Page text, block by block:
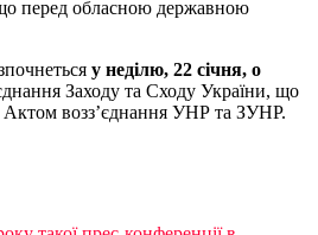
перед обласною державною
у неділю, 22 січня, о
Заходу та Сходу України, що
Актом возз’єднання УНР та ЗУНР.